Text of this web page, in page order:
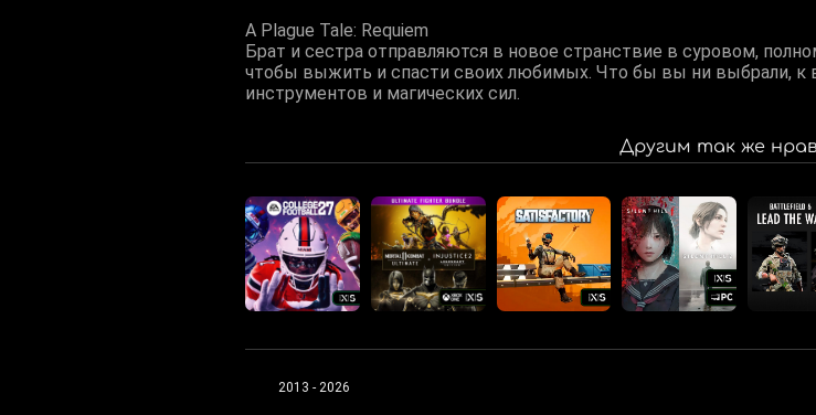
A Plague Tale: Requiem
Брат и сестра отправляются в новое странствие в суровом,
чтобы выжить и спасти своих любимых. Что бы вы ни выбрали, к
инструментов и магических сил.
Другим так же
2013 - 2026